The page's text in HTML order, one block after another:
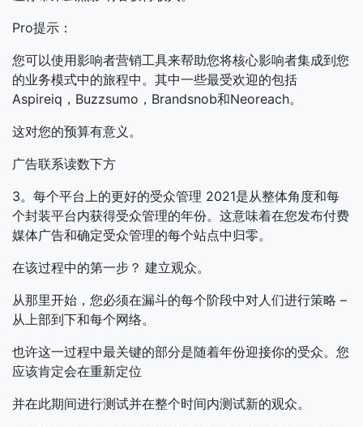
Pro提示：
您可以使用影响者营销工具来帮助您将核心影响者集成到您
的业务模式中的旅程中。其中一些最受欢迎的包括
Aspireiq，Buzzsumo，Brandsnob和Neoreach。
这对您的预算有意义。
广告联系读数下方
3。每个平台上的更好的受众管理 2021是从整体角度和每
个封装平台内获得受众管理的年份。这意味着在您发布付费
媒体广告和确定受众管理的每个站点中归零。
在该过程中的第一步？ 建立观众。
从那里开始，您必须在漏斗的每个阶段中对人们进行策略 –
从上部到下和每个网络。
也许这一过程中最关键的部分是随着年份迎接你的受众。您
应该肯定会在重新定位
并在此期间进行测试并在整个时间内测试新的观众。